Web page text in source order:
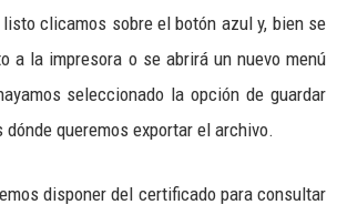
clicamos sobre el botón azul y, bien se
a la impresora o se abrirá un nuevo menú
seleccionado la opción de guardar
dónde queremos exportar el archivo.
disponer del certificado para consultar